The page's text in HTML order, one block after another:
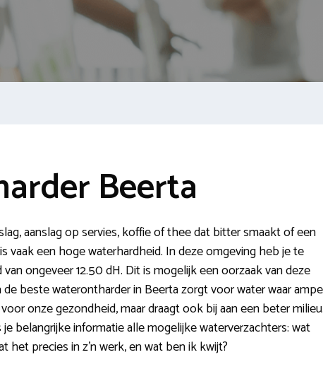
Beerta
aanslag op servies, koffie of thee dat bitter smaakt of een
vaak een hoge waterhardheid. In deze omgeving heb je te
ongeveer 12.50 dH. Dit is mogelijk een oorzaak van deze
beste waterontharder in Beerta zorgt voor water waar
onze gezondheid, maar draagt ook bij aan een beter milieu.
belangrijke informatie alle mogelijke waterverzachters: wat
het precies in z’n werk, en wat ben ik kwijt?